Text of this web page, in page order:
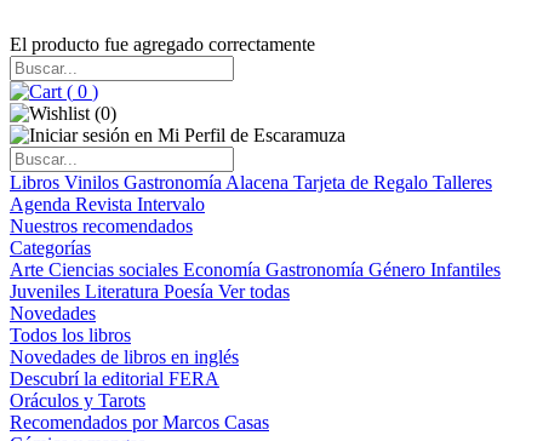
El producto fue agregado correctamente
( 0 )
(0)
Libros Vinilos Gastronomía Alacena Tarjeta de Regalo Talleres
Agenda Revista Intervalo
Nuestros recomendados
Categorías
Arte Ciencias sociales Economía Gastronomía Género Infantiles
Juveniles Literatura Poesía Ver todas
Novedades
Todos los libros
Novedades de libros en inglés
Descubrí la editorial FERA
Oráculos y Tarots
Recomendados por Marcos Casas